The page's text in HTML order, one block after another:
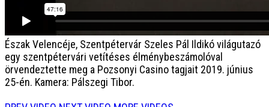
Észak Velencéje, Szentpétervár Szeles Pál Ildikó világutazó
egy szentpétervári vetítéses élménybeszámolóval
örvendeztette meg a Pozsonyi Casino tagjait 2019. június
25-én. Kamera: Pálszegi Tibor.